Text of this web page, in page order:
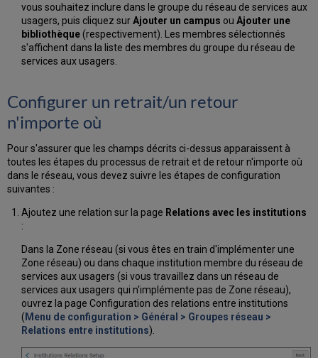
vous souhaitez inclure dans le groupe du réseau de services aux
usagers, puis cliquez surAjouter un campus ou Ajouter une
bibliothèque(respectivement). Les membres sélectionnés
s'affichent dans la liste des membres du groupe du réseau de
services aux usagers.
Configurer un retrait/un retour
n'importe où
Pour s'assurer que les champs décrits ci-dessus apparaissent à
toutes les étapes du processus de retrait et de retour n'importe où
dans le réseau, vous devez suivre les étapes de configuration
suivantes :
Ajoutez une relation sur la page Relations avec les institutions
:
Dans la Zone réseau (si vous êtes en train d'implémenter une
Zone réseau) ou dans chaque institution membre du réseau de
services aux usagers (si vous travaillez dans un réseau de
services aux usagers qui n'implémente pas de Zone réseau),
ouvrez la page Configuration des relations entre institutions
( Menu de configuration > Général > Groupes réseau >
Relations entre institutions).